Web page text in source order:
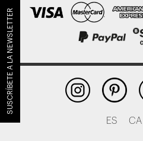
SUSCRÍBETE A LA NEWSLETTER
ES CA